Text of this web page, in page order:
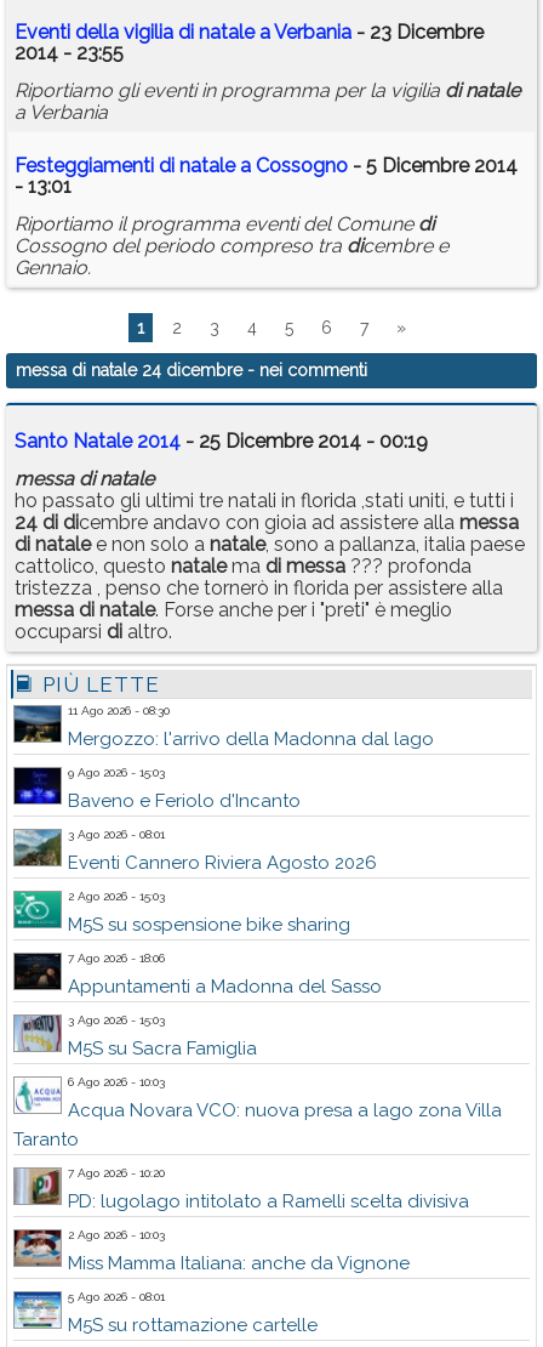
Eventi della vigilia di natalea Verbania - 23 Dicembre
2014 - 23:55
Riportiamo gli eventi in programma per la vigilia di natale
a Verbania
Festeggiamenti di natalea Cossogno - 5 Dicembre 2014
- 13:01
Riportiamo il programma eventi del Comune di
Cossogno del periodo compreso tra dicembre e
Gennaio.
1 2 3 4 5 6 7 »
messa di natale 24 dicembre- nei commenti
Santo Natale 2014 - 25 Dicembre 2014 - 00:19
messa di natale
ho passato gli ultimi tre natali in florida ,stati uniti, e tutti i
24 di dicembre andavo con gioia ad assistere alla messa
di natalee non solo a natale, sono a pallanza, italia paese
cattolico, questo natalema di messa ??? profonda
tristezza , penso che tornerò in florida per assistere alla
messa di natale. Forse anche per i "preti" è meglio
occuparsi di altro.
PIÙ LETTE
11 Ago 2026 - 08:30
Mergozzo: l'arrivo della Madonna dal lago
9 Ago 2026 - 15:03
Baveno e Feriolo d'Incanto
3 Ago 2026 - 08:01
Eventi Cannero Riviera Agosto 2026
2 Ago 2026 - 15:03
M5S su sospensione bike sharing
7 Ago 2026 - 18:06
Appuntamenti a Madonna del Sasso
3 Ago 2026 - 15:03
M5S su Sacra Famiglia
6 Ago 2026 - 10:03
Acqua Novara VCO: nuova presa a lago zona Villa
Taranto
7 Ago 2026 - 10:20
PD: lugolago intitolato a Ramelli scelta divisiva
2 Ago 2026 - 10:03
Miss Mamma Italiana: anche da Vignone
5 Ago 2026 - 08:01
M5S su rottamazione cartelle